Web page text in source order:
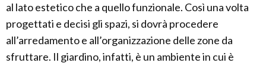
al lato estetico che a quello funzionale. Così una volta
progettati e decisi gli spazi, si dovrà procedere
all’arredamento e all’organizzazione delle zone da
sfruttare. Il giardino, infatti, è un ambiente in cui è